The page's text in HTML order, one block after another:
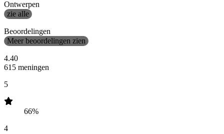
Ontwerpen
zie alle
Beoordelingen
Meer beoordelingen zien
4.40
615 meningen
5
66%
4